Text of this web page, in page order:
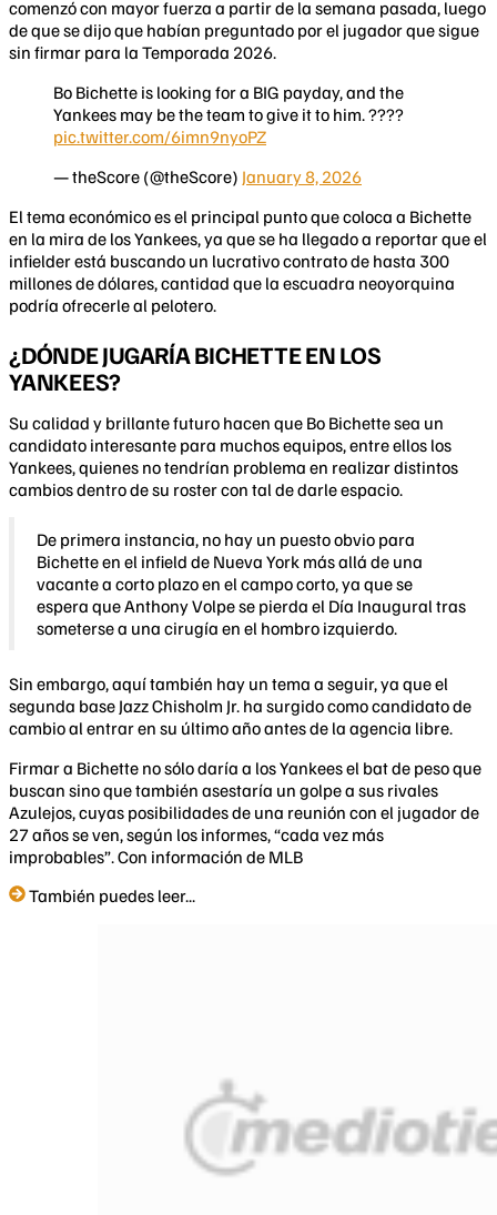
comenzó con mayor fuerza a partir de la semana pasada, luego
de que se dijo que habían preguntado por el jugador que sigue
sin firmar para la Temporada 2026.
Bo Bichette is looking for a BIG payday, and the
Yankees may be the team to give it to him. ????
pic.twitter.com/6imn9nyoPZ
— theScore (@theScore) January 8, 2026
El tema económico es el principal punto que coloca a Bichette
en la mira de los Yankees, ya que se ha llegado a reportar que el
infielder está buscando un lucrativo contrato de hasta 300
millones de dólares, cantidad que la escuadra neoyorquina
podría ofrecerle al pelotero.
¿DÓNDE JUGARÍA BICHETTE EN LOS
YANKEES?
Su calidad y brillante futuro hacen que Bo Bichette sea un
candidato interesante para muchos equipos, entre ellos los
Yankees, quienes no tendrían problema en realizar distintos
cambios dentro de su roster con tal de darle espacio.
De primera instancia, no hay un puesto obvio para
Bichette en el infield de Nueva York más allá de una
vacante a corto plazo en el campo corto, ya que se
espera que Anthony Volpe se pierda el Día Inaugural tras
someterse a una cirugía en el hombro izquierdo.
Sin embargo, aquí también hay un tema a seguir, ya que el
segunda base Jazz Chisholm Jr. ha surgido como candidato de
cambio al entrar en su último año antes de la agencia libre.
Firmar a Bichette no sólo daría a los Yankees el bat de peso que
buscan sino que también asestaría un golpe a sus rivales
Azulejos, cuyas posibilidades de una reunión con el jugador de
27 años se ven, según los informes, “cada vez más
improbables”. Con información de MLB​
También puedes leer...